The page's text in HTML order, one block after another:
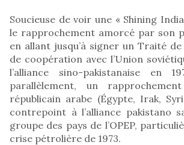
Soucieuse de voir une « Shining
le rapprochement amorcé par son
en allant jusqu’à signer un Traité
de coopération avec l’Union
l’alliance sino-pakistanaise en
parallèlement, un
républicain arabe (Égypte, Irak,
contrepoint à l’alliance pakistano
groupe des pays de l’OPEP,
crise pétrolière de 1973.